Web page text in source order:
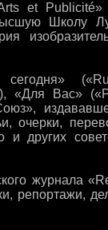
et Publicité»
Школу
«Для Вас»
очерки,
и других
журнала
репортажи,